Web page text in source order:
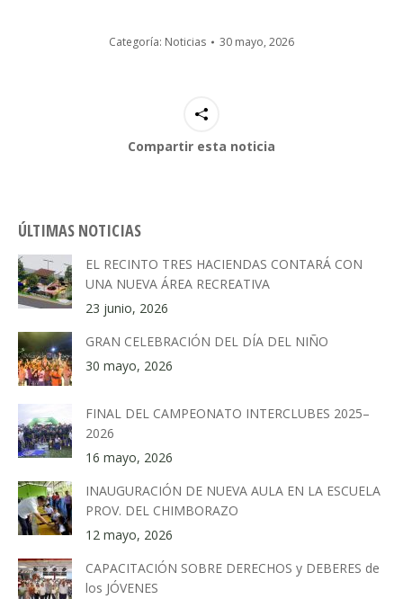
Categoría: Noticias 30 mayo, 2026
Compartir esta noticia
ÚLTIMAS NOTICIAS
EL RECINTO TRES HACIENDAS CONTARÁ CON
UNA NUEVA ÁREA RECREATIVA
23 junio, 2026
GRAN CELEBRACIÓN DEL DÍA DEL NIÑO
30 mayo, 2026
FINAL DEL CAMPEONATO INTERCLUBES 2025–
2026
16 mayo, 2026
INAUGURACIÓN DE NUEVA AULA EN LA ESCUELA
PROV. DEL CHIMBORAZO
12 mayo, 2026
CAPACITACIÓN SOBRE DERECHOS y DEBERES de
los JÓVENES